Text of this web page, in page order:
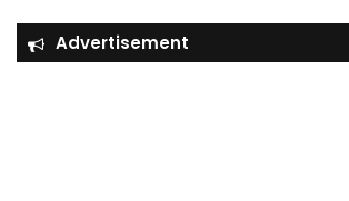
Advertisement